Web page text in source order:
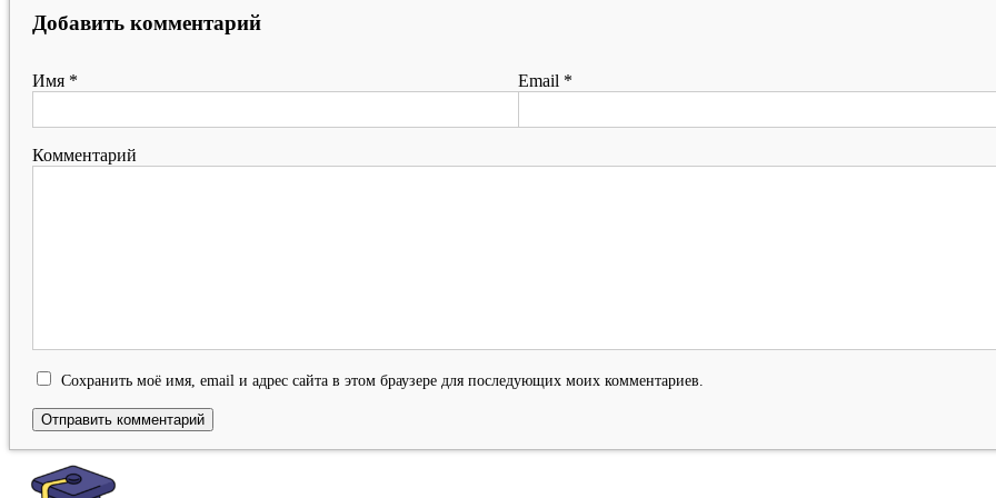
Добавить комментарий
Имя * Email *
Комментарий
Сохранить моё имя, email и адрес сайта в этом браузере для последующих моих комментариев.